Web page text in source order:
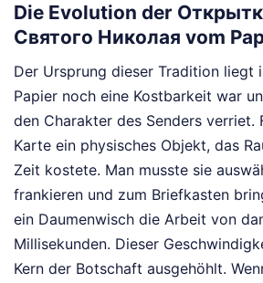
Die Evolution der
Святого Николая vom
Der Ursprung dieser Tradition liegt
Papier noch eine Kostbarkeit war
den Charakter des Senders verriet.
Karte ein physisches Objekt, das
Zeit kostete. Man musste sie
frankieren und zum Briefkasten
ein Daumenwisch die Arbeit von
Millisekunden. Dieser
Kern der Botschaft ausgehöhlt.